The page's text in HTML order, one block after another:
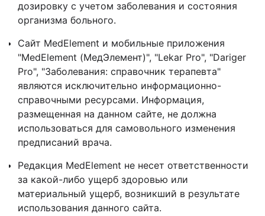
дозировку с учетом заболевания и состояния
организма больного.
Сайт MedElement и мобильные приложения
"MedElement (МедЭлемент)", "Lekar Pro", "Dariger
Pro", "Заболевания: справочник терапевта"
являются исключительно информационно-
справочными ресурсами. Информация,
размещенная на данном сайте, не должна
использоваться для самовольного изменения
предписаний врача.
Редакция MedElement не несет ответственности
за какой-либо ущерб здоровью или
материальный ущерб, возникший в результате
использования данного сайта.